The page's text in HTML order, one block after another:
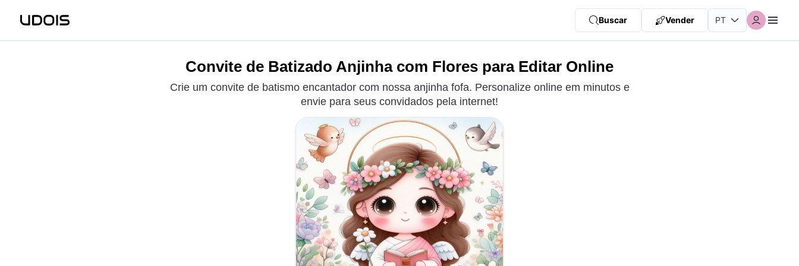
Buscar Vender
Convite de Batizado Anjinha com Flores para Editar Online
Crie um convite de batismo encantador com nossa anjinha fofa. Personalize online em minutos e
envie para seus convidados pela internet!